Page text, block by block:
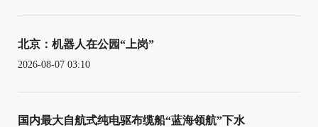
北京：机器人在公园“上岗”
2026-08-07 03:10
国内最大自航式纯电驱布缆船“蓝海领航”下水